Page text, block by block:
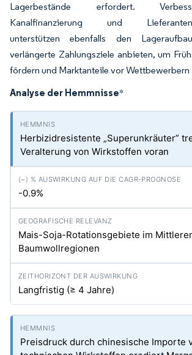
Lagerbestände erfordert.
Kanalfinanzierung und
unterstützen ebenfalls den
verlängerte Zahlungsziele anbieten, um
fördern und Marktanteile vor Wettbewerbern
Analyse der Hemmnisse*
Herbizidresistente „Superunkräuter”
Veralterung von Wirkstoffen voran
-0.9%
Mais-Soja-Rotationsgebiete im
Baumwollregionen
Langfristig (≥ 4 Jahre)
Preisdruck durch chinesische Importe